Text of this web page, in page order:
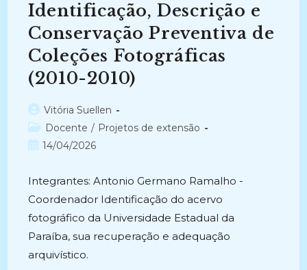
Identificação, Descrição e
Conservação Preventiva de
Coleções Fotográficas
(2010-2010)
Autor
do
post:
Vitória Suellen
Categoria
do
Docente / Projetos de extensão
Post14/04/2026
Integrantes: Antonio Germano Ramalho -
Coordenador Identificação do acervo
fotográfico da Universidade Estadual da
Paraíba, sua recuperação e adequação
arquivístico.